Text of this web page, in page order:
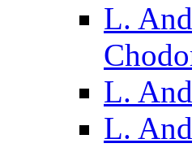
L.
L.
L.